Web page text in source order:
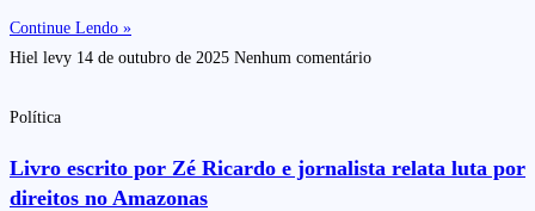
Continue Lendo »
Hiel levy 14 de outubro de 2025 Nenhum comentário
Política
Livro escrito por Zé Ricardo e jornalista relata luta por
direitos no Amazonas